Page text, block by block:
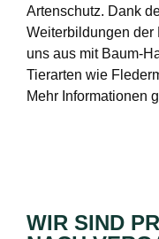
Artenschutz. Dank
Weiterbildungen der
uns aus mit Baum-
Tierarten wie
Mehr Informationen
WIR SIND